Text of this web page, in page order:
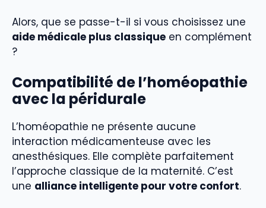
Alors, que se passe-t-il si vous choisissez une
aide médicale plus classique en complément
?
Compatibilité de l’homéopathie
avec la péridurale
L’homéopathie ne présente aucune
interaction médicamenteuse avec les
anesthésiques. Elle complète parfaitement
l’approche classique de la maternité. C’est
une alliance intelligente pour votre confort.